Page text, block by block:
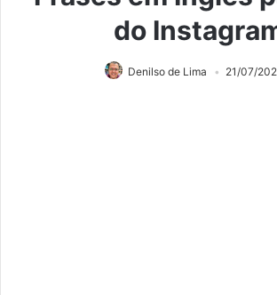
do
Denilso de Lima 21/07/